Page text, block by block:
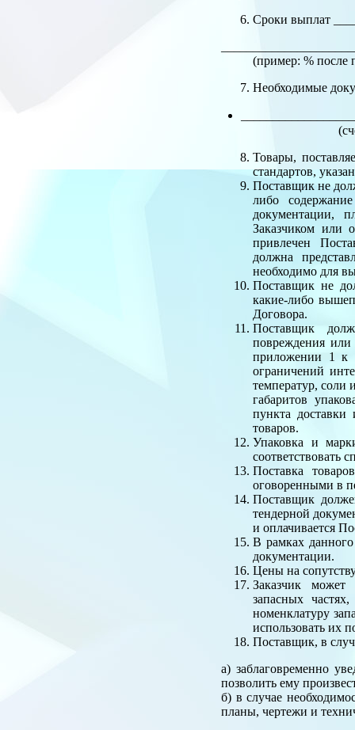
Сроки выплат
(пример: % после
Необходимые
(счет-фактура
Товары,
стандартов,
Поставщик не
либо
документации,
Заказчиком или
привлечен
должна
необходимо для
Поставщик не
какие-либо
Договора.
Поставщик
повреждения или
приложении 1 к
ограничений
температур, соли
габаритов
пункта
товаров.
Упаковка и
соответствовать
Поставка
оговоренными в
Поставщик
тендерной
и оплачивается
В рамках
документации.
Цены на
Заказчик
запасных
номенклатуру
использовать их
Поставщик, в
а) заблаговременно
позволить ему
б) в случае
планы, чертежи и